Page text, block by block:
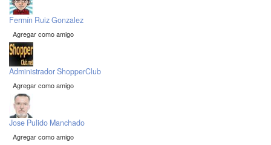
Fermín Ruiz Gonzalez
Agregar como amigo
Administrador ShopperClub
Agregar como amigo
Jose Pulido Manchado
Agregar como amigo